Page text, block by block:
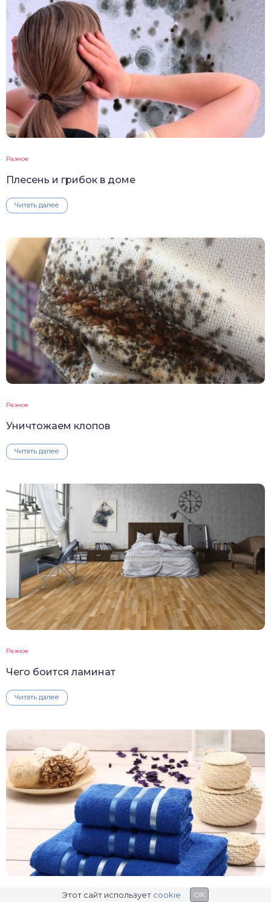
Разное
Плесень и грибок в доме
Читать далее
Разное
Уничтожаем клопов
Читать далее
Разное
Чего боится ламинат
Читать далее
Этот сайт использует cookie OK